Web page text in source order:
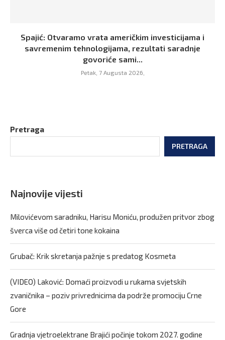
Spajić: Otvaramo vrata američkim investicijama i
savremenim tehnologijama, rezultati saradnje
govoriće sami...
Petak, 7 Augusta 2026,
Pretraga
PRETRAGA
Najnovije vijesti
Milovićevom saradniku, Harisu Moniću, produžen pritvor zbog
šverca više od četiri tone kokaina
Grubač: Krik skretanja pažnje s predatog Kosmeta
(VIDEO) Laković: Domaći proizvodi u rukama svjetskih
zvaničnika – poziv privrednicima da podrže promociju Crne
Gore
Gradnja vjetroelektrane Brajići počinje tokom 2027. godine